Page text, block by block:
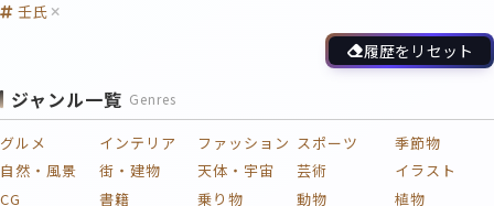
壬氏
履歴をリセット
ジャンル一覧 Genres
グルメ インテリア ファッション スポーツ
季節物
自然・風景
街・建物 天体・宇宙 芸術
イラスト
CG
書籍 乗り物 動物
植物